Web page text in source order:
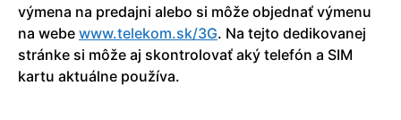
výmena na predajni alebo si môže objednať výmenu
na webe www.telekom.sk/3G. Na tejto dedikovanej
stránke si môže aj skontrolovať aký telefón a SIM
kartu aktuálne používa.